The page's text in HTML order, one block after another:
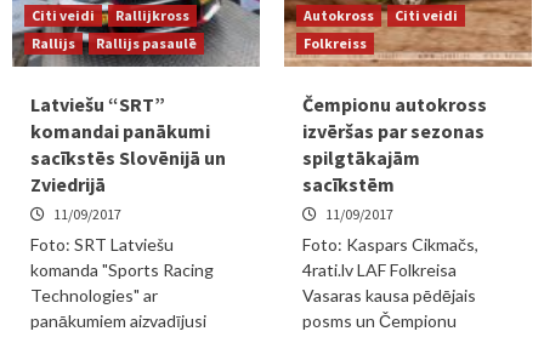
Citi veidi
Rallijkross
Rallijs
Rallijs pasaulē
Latviešu “SRT”
komandai panākumi
sacīkstēs Slovēnijā un
Zviedrijā
11/09/2017
Foto: SRT Latviešu
komanda "Sports Racing
Technologies" ar
panākumiem aizvadījusi
Autokross
Citi veidi
Folkreiss
Čempionu autokross
izvēršas par sezonas
spilgtākajām
sacīkstēm
11/09/2017
Foto: Kaspars Cikmačs,
4rati.lv LAF Folkreisa
Vasaras kausa pēdējais
posms un Čempionu